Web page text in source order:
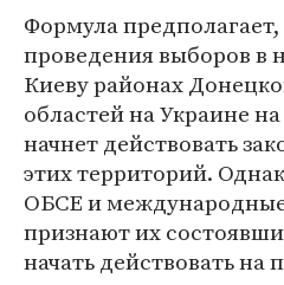
Формула предполагает,
проведения выборов в
Киеву районах
областей на Украине
начнет действовать
этих территорий.
ОБСЕ и
признают их
начать действовать на